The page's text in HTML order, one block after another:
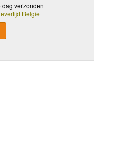
verzonden
Belgie